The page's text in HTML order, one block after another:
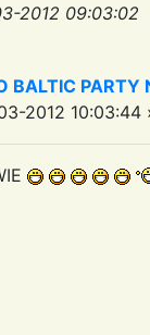
2012 09:03:02
BALTIC PARTY
2012 10:03:44